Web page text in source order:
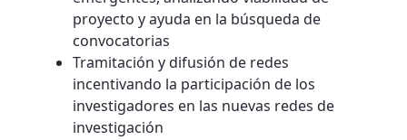
proyecto y ayuda en la búsqueda de
convocatorias
Tramitación y difusión de redes
incentivando la participación de los
investigadores en las nuevas redes de
investigación